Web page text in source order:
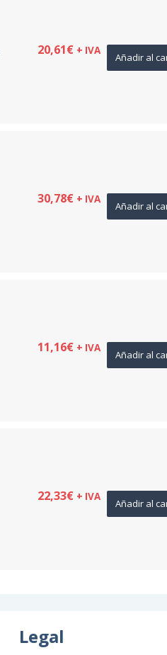
20,61€ + IVA
Añadir al
30,78€ + IVA
Añadir al
11,16€ + IVA
Añadir al
22,33€ + IVA
Añadir al
Legal